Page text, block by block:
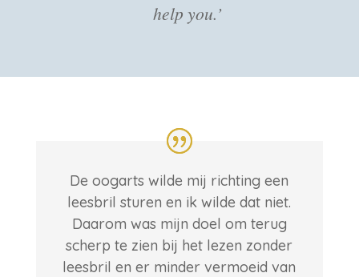
help you.’
De oogarts wilde mij richting een
leesbril sturen en ik wilde dat niet.
Daarom was mijn doel om terug
scherp te zien bij het lezen zonder
leesbril en er minder vermoeid van